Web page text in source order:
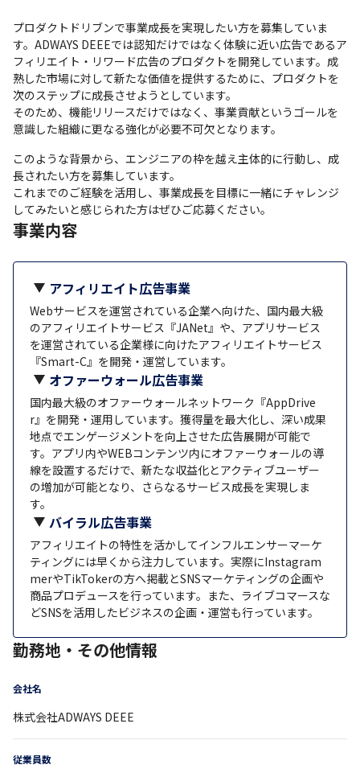
プロダクトドリブンで事業成長を実現したい方を募集していま
す。ADWAYS DEEEでは認知だけではなく体験に近い広告であるア
フィリエイト・リワード広告のプロダクトを開発しています。成
熟した市場に対して新たな価値を提供するために、プロダクトを
次のステップに成長させようとしています。
そのため、機能リリースだけではなく、事業貢献というゴールを
意識した組織に更なる強化が必要不可欠となります。
このような背景から、エンジニアの枠を越え主体的に行動し、成
長されたい方を募集しています。
これまでのご経験を活用し、事業成長を目標に一緒にチャレンジ
してみたいと感じられた方はぜひご応募ください。
事業内容
アフィリエイト広告事業
Webサービスを運営されている企業へ向けた、国内最大級
のアフィリエイトサービス『JANet』や、アプリサービス
を運営されている企業様に向けたアフィリエイトサービス
『Smart-C』を開発・運営しています。
オファーウォール広告事業
国内最大級のオファーウォールネットワーク『AppDrive
r』を開発・運用しています。獲得量を最大化し、深い成果
地点でエンゲージメントを向上させた広告展開が可能で
す。アプリ内やWEBコンテンツ内にオファーウォールの導
線を設置するだけで、新たな収益化とアクティブユーザー
の増加が可能となり、さらなるサービス成長を実現しま
す。
バイラル広告事業
アフィリエイトの特性を活かしてインフルエンサーマーケ
ティングには早くから注力しています。実際にInstagram
merやTikTokerの方へ掲載とSNSマーケティングの企画や
商品プロデュースを行っています。また、ライブコマースな
どSNSを活用したビジネスの企画・運営も行っています。
勤務地・その他情報
会社名
株式会社ADWAYS DEEE
従業員数